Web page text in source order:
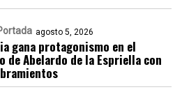
agosto 5, 2026
gana protagonismo en el
de Abelardo de la Espriella con